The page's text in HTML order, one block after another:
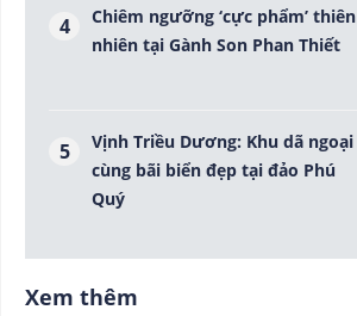
Chiêm ngưỡng ‘cực phẩm’ thiên
nhiên tại Gành Son Phan Thiết
Vịnh Triều Dương: Khu dã ngoại
cùng bãi biển đẹp tại đảo Phú
Quý
Xem thêm